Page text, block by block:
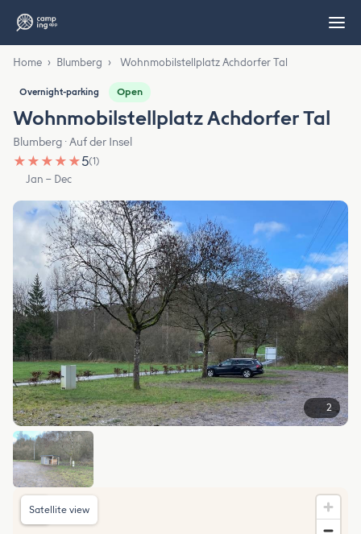
Home › Blumberg › Wohnmobilstellplatz Achdorfer Tal
Overnight-parking Open
Wohnmobilstellplatz Achdorfer Tal
Blumberg · Auf der Insel
★ ★ ★ ★ ★5(1)
Jan – Dec
2
Satellite view